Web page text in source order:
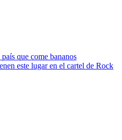
que come bananos
este lugar en el cartel de Rock